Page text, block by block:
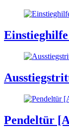
Pendeltür